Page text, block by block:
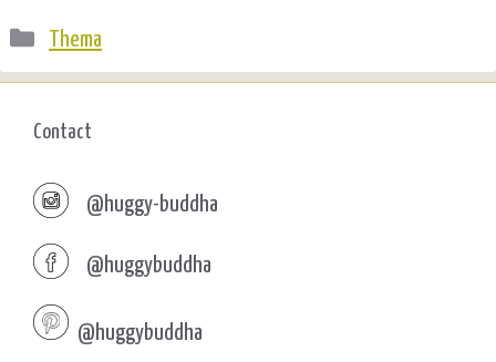
Categorieën
Thema
Contact
@huggy-buddha
@huggybuddha
@huggybuddha